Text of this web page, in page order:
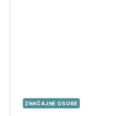
ZNAČAJNE OSOBE